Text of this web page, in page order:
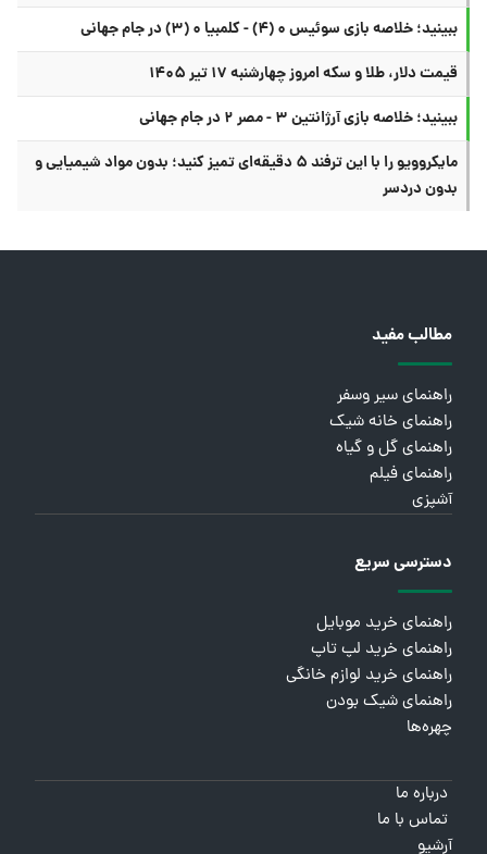
ببینید؛ خلاصه بازی سوئیس ۰ (۴) - کلمبیا ۰ (۳) در جام جهانی
قیمت دلار، طلا و سکه امروز چهارشنبه ۱۷ تیر ۱۴۰۵
ببینید؛ خلاصه بازی آرژانتین ۳ - مصر ۲ در جام جهانی
مایکروویو را با این ترفند ۵ دقیقه‌ای تمیز کنید؛ بدون مواد شیمیایی و
بدون دردسر
مطالب مفید
راهنمای سیر وسفر
راهنمای خانه شیک
راهنمای گل و گیاه
راهنمای فیلم
آشپزی
دسترسی سریع
راهنمای خرید موبایل
راهنمای خرید لپ تاپ
راهنمای خرید لوازم خانگی
راهنمای شیک بودن
چهره‌ها
درباره ما
تماس با ما
آرشیو